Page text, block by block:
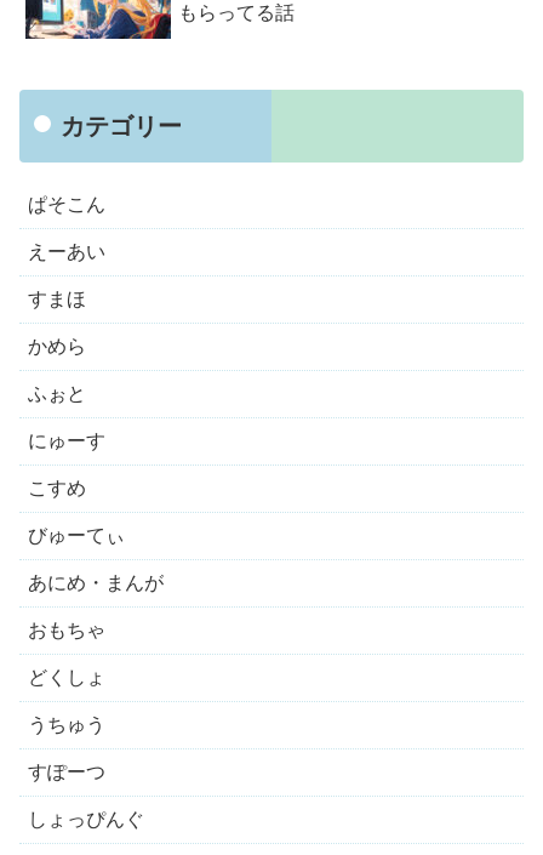
もらってる話
カテゴリー
ぱそこん
えーあい
すまほ
かめら
ふぉと
にゅーす
こすめ
びゅーてぃ
あにめ・まんが
おもちゃ
どくしょ
うちゅう
すぽーつ
しょっぴんぐ